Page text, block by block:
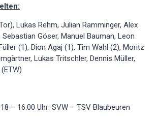
Lukas Rehm, Julian Ramminger, Alex
Sebastian Göser, Manuel Bauman, Leon
(1), Dion Agaj (1), Tim Wahl (2), Moritz
Lukas Tritschler, Dennis Müller,
– 16.00 Uhr: SVW – TSV Blaubeuren